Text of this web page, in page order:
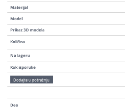
Materijal
Model
Prikaz 3D modela
Količina
Na lageru
Rok isporuke
Dodajte u potražnju
Deo